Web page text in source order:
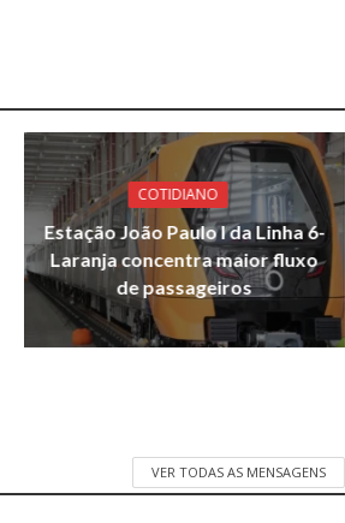
COTIDIANO
Estação João Paulo I da Linha 6-
Laranja concentra maior fluxo
de passageiros
VER TODAS AS MENSAGENS